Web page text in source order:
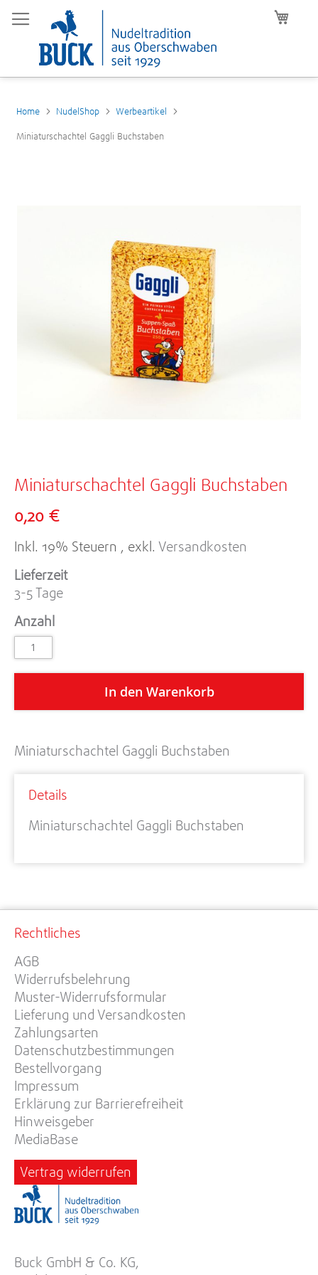
Home NudelShop Werbeartikel
Miniaturschachtel Gaggli Buchstaben
Miniaturschachtel Gaggli Buchstaben
0,20 €
Inkl. 19% Steuern , exkl. Versandkosten
Lieferzeit
3-5 Tage
Anzahl
In den Warenkorb
Miniaturschachtel Gaggli Buchstaben
Anfang
Bildergalerie
Details
Miniaturschachtel Gaggli Buchstaben
Rechtliches
AGB
Widerrufsbelehrung
Muster-Widerrufsformular
Lieferung und Versandkosten
Zahlungsarten
Datenschutzbestimmungen
Bestellvorgang
Impressum
Erklärung zur Barrierefreiheit
Hinweisgeber
MediaBase
Vertrag widerrufen
Buck GmbH & Co. KG,